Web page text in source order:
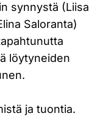
synnystä (Liisa
Saloranta)
löytyneiden
ja tuontia.